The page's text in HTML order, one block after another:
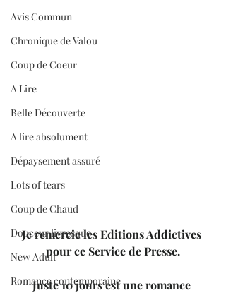
Avis Commun
Chronique de Valou
Coup de Coeur
A Lire
Belle Découverte
A lire absolument
Dépaysement assuré
Lots of tears
Coup de Chaud
Douceur livresque
New Adult
Romance contemporaine
Je remercie les Editions Addictives
pour ce Service de Presse.
Juste 10 jours est une romance